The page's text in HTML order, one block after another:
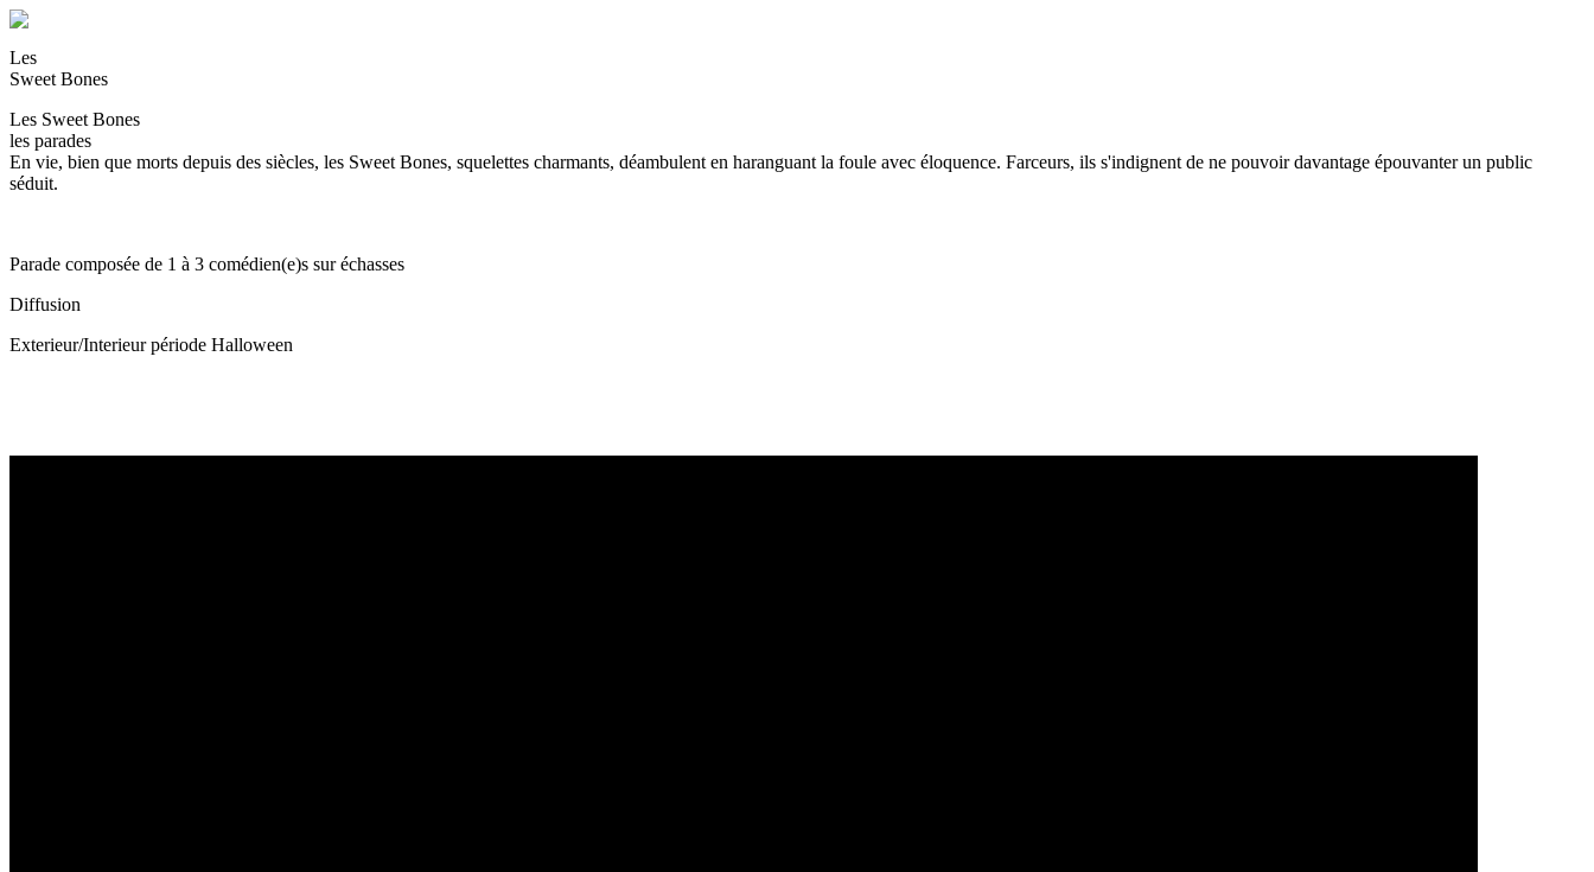
Les
Sweet Bones
Les Sweet Bones
les parades
En vie, bien que morts depuis des siècles, les Sweet Bones, squelettes charmants, déambulent en haranguant la foule avec éloquence. Farceurs, ils s'indignent de ne pouvoir davantage épouvanter un public
séduit.
Parade composée de 1 à 3 comédien(e)s sur échasses
Diffusion
Exterieur/Interieur période Halloween